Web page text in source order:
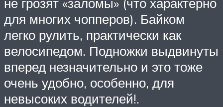
для многих чопперов). Байком
легко рулить, практически как
велосипедом. Подножки выдвинуты
вперед незначительно и это тоже
очень удобно, особенно, для
невысоких водителей!.